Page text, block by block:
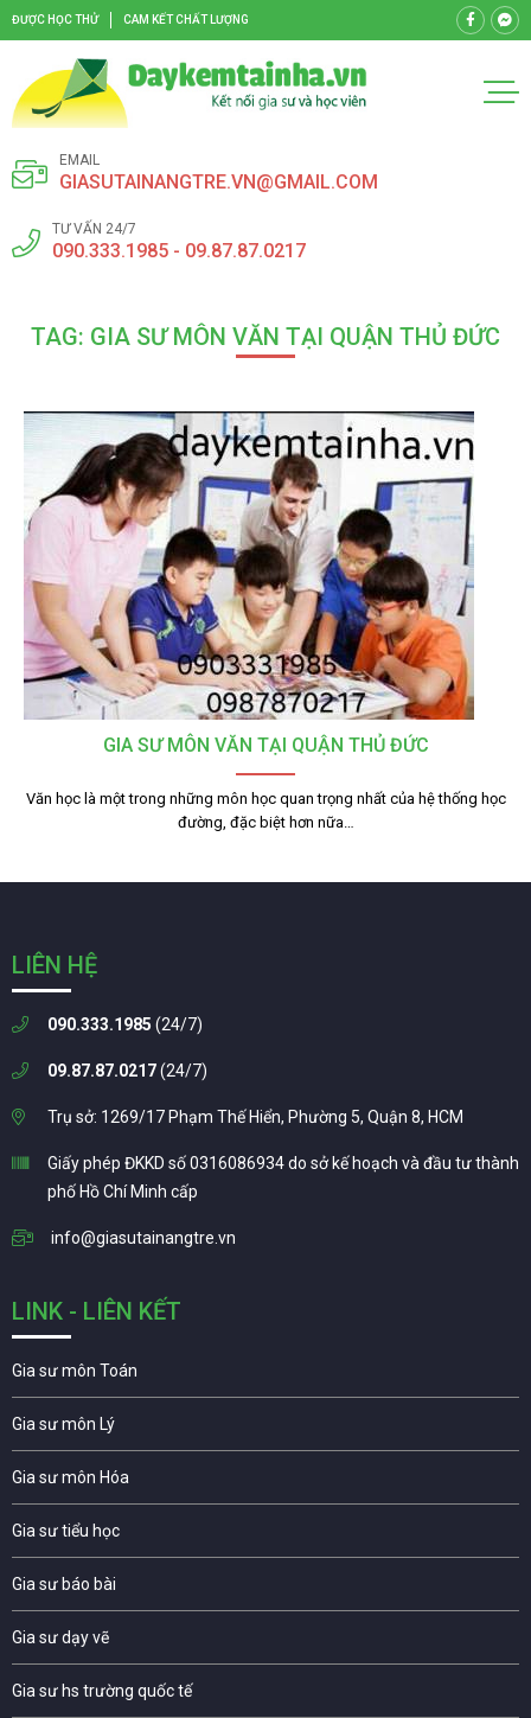
ĐƯỢC HỌC THỬ CAM KẾT CHẤT LƯỢNG
EMAIL
GIASUTAINANGTRE.VN@GMAIL.COM
TƯ VẤN 24/7
090.333.1985 - 09.87.87.0217
TAG: GIA SƯ MÔN VĂN TẠI QUẬN THỦ ĐỨC
GIA SƯ MÔN VĂN TẠI QUẬN THỦ ĐỨC
Văn học là một trong những môn học quan trọng nhất của hệ thống học
đường, đặc biệt hơn nữa…
LIÊN HỆ
090.333.1985 (24/7)
09.87.87.0217(24/7)
Trụ sở: 1269/17 Phạm Thế Hiển, Phường 5, Quận 8, HCM
Giấy phép ĐKKD số 0316086934 do sở kế hoạch và đầu tư thành
phố Hồ Chí Minh cấp
info@giasutainangtre.vn
LINK - LIÊN KẾT
Gia sư môn Toán
Gia sư môn Lý
Gia sư môn Hóa
Gia sư tiểu học
Gia sư báo bài
Gia sư dạy vẽ
Gia sư hs trường quốc tế